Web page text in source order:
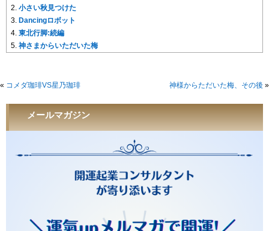
小さい秋見つけた
Dancingロボット
東北行脚:続編
神さまからいただいた梅
« コメダ珈琲VS星乃珈琲 神様からただいた梅、その後 »
メールマガジン